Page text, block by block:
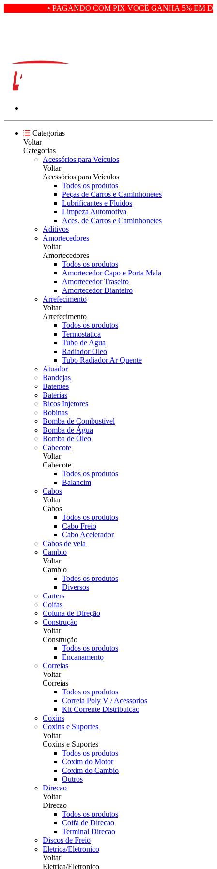
• PAGANDO COM PIX VOCÊ GANHA 5% EM
Categorias
Voltar
Categorias
Acessórios para Veículos
Voltar
Acessórios para Veículos
Todos os produtos
Peças de Carros e Caminhonetes
Lubrificantes e Fluidos
Limpeza Automotiva
Aces. de Carros e Caminhonetes
Aditivos
Amortecedores
Voltar
Amortecedores
Todos os produtos
Amortecedor Capo e Porta Mala
Amortecedor Traseiro
Amortecedor Dianteiro
Arrefecimento
Voltar
Arrefecimento
Todos os produtos
Termostatica
Tubo de Agua
Radiador Oleo
Tubo Radiador Ar Quente
Atuador
Bandejas
Batentes
Baterias
Bicos Injetores
Bobinas
Bomba de Combustível
Bomba de Água
Bomba de Óleo
Cabecote
Voltar
Cabecote
Todos os produtos
Balancim
Cabos
Voltar
Cabos
Todos os produtos
Cabo Freio
Cabo Acelerador
Cabos de vela
Cambio
Voltar
Cambio
Todos os produtos
Diversos
Carters
Coifas
Coluna de Direção
Construção
Voltar
Construção
Todos os produtos
Encanamento
Correias
Voltar
Correias
Todos os produtos
Correia Poly V / Acessorios
Kit Corrente Distribuicao
Coxins
Coxins e Suportes
Voltar
Coxins e Suportes
Todos os produtos
Coxim do Motor
Coxim do Cambio
Outros
Direcao
Voltar
Direcao
Todos os produtos
Coifa de Direcao
Terminal Direcao
Discos de Freio
Eletrica/Eletronico
Voltar
Eletrica/Eletronico